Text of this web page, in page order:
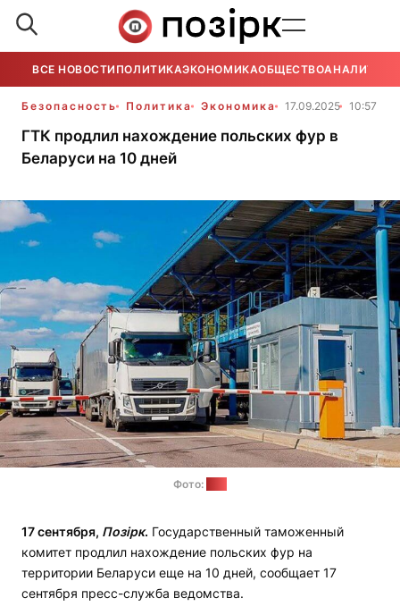
ВСЕ НОВОСТИ ПОЛИТИКАЭКОНОМИКАОБЩЕСТВОАНАЛИТИКА
Безопасность Политика Экономика 17.09.2025 10:57
ГТК продлил нахождение польских фур в
Беларуси на 10 дней
Фото:
17 сентября, Позірк. Государственный таможенный
комитет продлил нахождение польских фур на
территории Беларуси еще на 10 дней, сообщает 17
сентября пресс-служба ведомства.